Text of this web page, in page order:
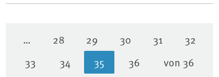
… Seite
28 Seite
29 Seite
30 Seite
31 Seite
32
Seite
33 Seite
34 Aktuelle Seite
35 Seite
36 von 36